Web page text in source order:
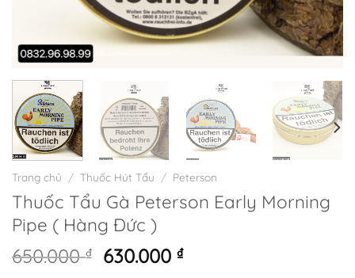
Trang chủ / Thuốc Hút Tẩu / Peterson
Thuốc Tẩu Gà Peterson Early Morning
Pipe ( Hàng Đức )
650.000₫
Giá
630.000₫Giá